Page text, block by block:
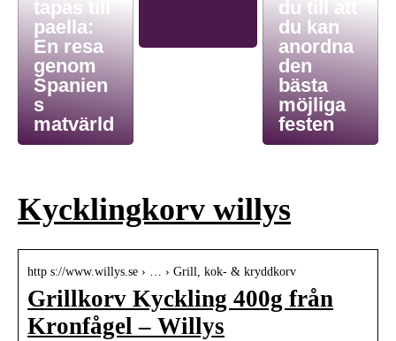
tapas till
paella:
En resa
genom
Spanien
s
matvärld
du till att
du kan
anordna
den
bästa
möjliga
festen
Kycklingkorv willys
http s://www.willys.se › … › Grill, kok- & kryddkorv
Grillkorv Kyckling 400g från
Kronfågel – Willys